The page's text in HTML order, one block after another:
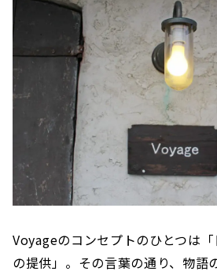
Voyageのコンセプトのひとつは
の提供」。その言葉の通り、物語